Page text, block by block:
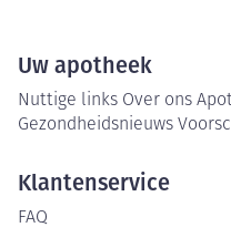
Uw apotheek
Nuttige links Over ons
Gezondheidsnieuws
Klantenservice
FAQ